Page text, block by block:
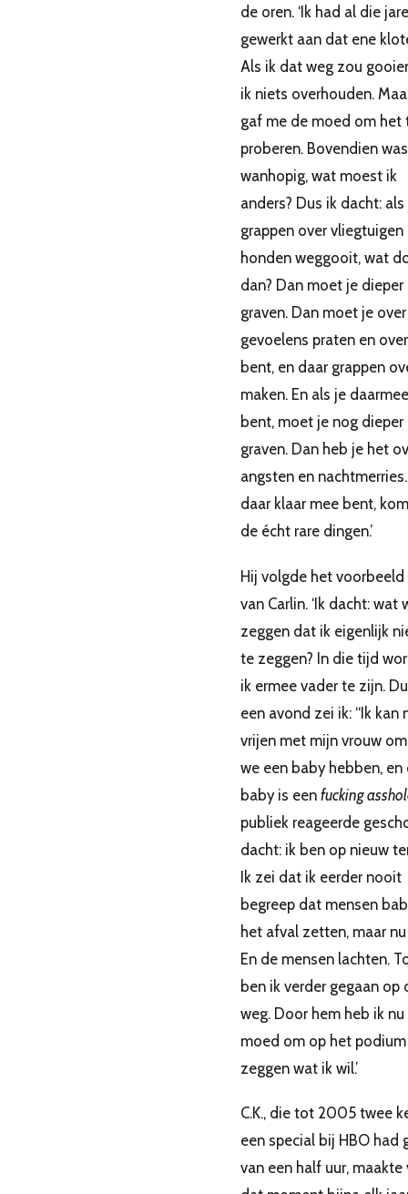
de oren. ‘Ik had al die
gewerkt aan dat ene
Als ik dat weg zou
ik niets overhouden.
gaf me de moed om het
proberen. Bovendien
wanhopig, wat moest ik
anders? Dus ik dacht:
grappen over vliegtuigen
honden weggooit, wat
dan? Dan moet je dieper
graven. Dan moet je
gevoelens praten en
bent, en daar grappen
maken. En als je
bent, moet je nog dieper
graven. Dan heb je het
angsten en
daar klaar mee bent,
de écht rare dingen.’
Hij volgde het voorbeeld
van Carlin. ‘Ik dacht: wat
zeggen dat ik eigenlijk
te zeggen? In die tijd
ik ermee vader te zijn.
een avond zei ik: “Ik kan
vrijen met mijn vrouw
we een baby hebben, en
baby is een fucking
publiek reageerde
dacht: ik ben op nieuw
Ik zei dat ik eerder nooit
begreep dat mensen
het afval zetten, maar
En de mensen lachten.
ben ik verder gegaan op
weg. Door hem heb ik
moed om op het
zeggen wat ik wil.’
C.K., die tot 2005 twee
een special bij HBO had
van een half uur, maakte